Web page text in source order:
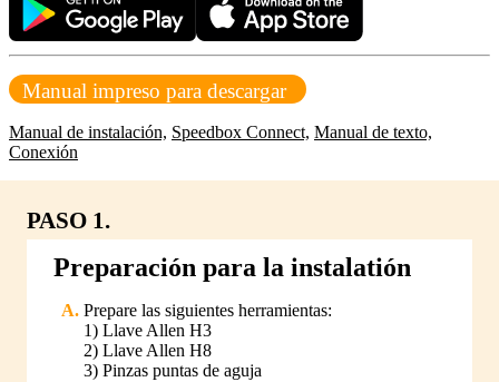
Manual impreso para descargar
Manual de instalación, Speedbox Connect, Manual de texto,
Conexión
PASO 1.
Preparación para la instalatión
Prepare las siguientes herramientas:
1) Llave Allen H3
2) Llave Allen H8
3) Pinzas puntas de aguja